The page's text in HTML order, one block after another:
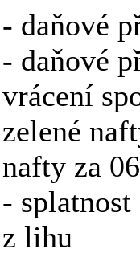
- daňové
- daňové
vrácení
zelené
nafty za
- splatnost
z lihu